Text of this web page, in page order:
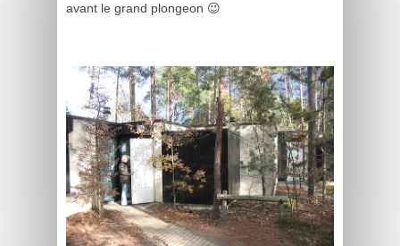
avant le grand plongeon 😉